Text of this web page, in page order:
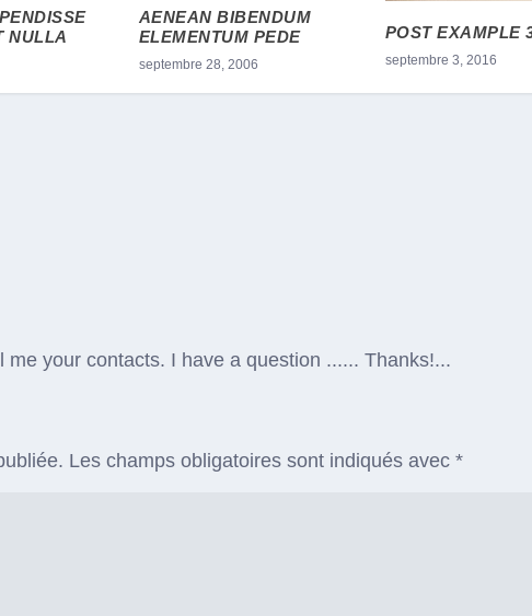
NULLA
AENEAN BIBENDUM
ELEMENTUM PEDE
septembre 28, 2006
POST EXAMPLE
septembre 3, 2016
your contacts. I have a question ...... Thanks!...
Les champs obligatoires sont indiqués avec*